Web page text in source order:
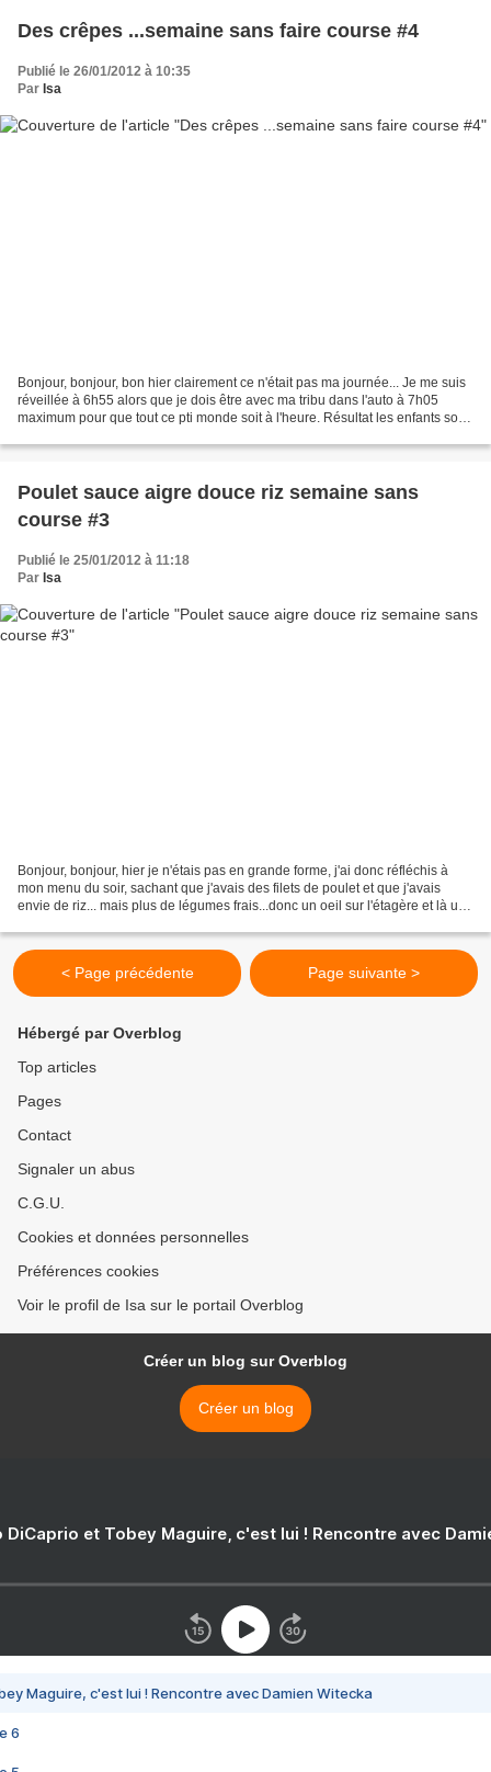
Des crêpes ...semaine sans faire course #4
Publié le 26/01/2012 à 10:35
Par Isa
Bonjour, bonjour, bon hier clairement ce n'était pas ma journée... Je me suis
réveillée à 6h55 alors que je dois être avec ma tribu dans l'auto à 7h05
maximum pour que tout ce pti monde soit à l'heure. Résultat les enfants sont
Poulet sauce aigre douce riz semaine sans
course #3
Publié le 25/01/2012 à 11:18
Par Isa
Bonjour, bonjour, hier je n'étais pas en grande forme, j'ai donc réfléchis à
mon menu du soir, sachant que j'avais des filets de poulet et que j'avais
envie de riz... mais plus de légumes frais...donc un oeil sur l'étagère et là un
< Page précédente Page suivante >
Hébergé par Overblog
Top articles
Pages
Contact
Signaler un abus
C.G.U.
Cookies et données personnelles
Préférences cookies
Voir le profil de Isa sur le portail Overblog
Créer un blog sur Overblog
Créer un blog
DiCaprio et Tobey Maguire, c'est lui ! Rencontre avec
Maguire, c'est lui ! Rencontre avec Damien Witecka
6